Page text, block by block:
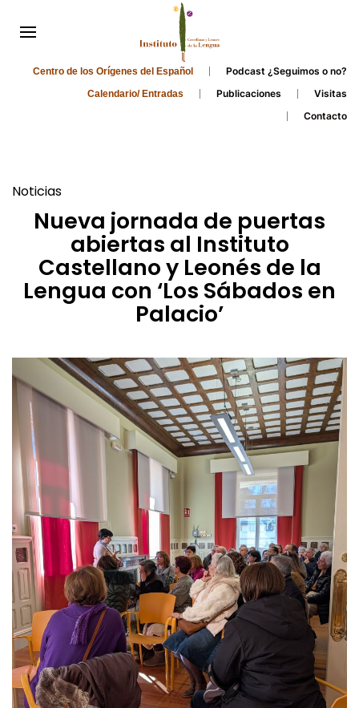
Centro de los Orígenes del Español Podcast ¿Seguimos o no?
Calendario/ Entradas Publicaciones
Visitas
Contacto
Noticias
Nueva jornada de puertas
abiertas al Instituto
Castellano y Leonés de la
Lengua con ‘Los Sábados en
Palacio’